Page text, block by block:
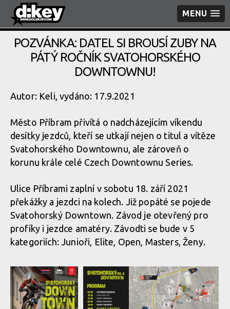
MENU
POZVÁNKA: DATEL SI BROUSÍ ZUBY NA
PÁTÝ ROČNÍK SVATOHORSKÉHO
DOWNTOWNU!
Autor: Keli, vydáno: 17.9.2021
Město Příbram přivítá o nadcházejícím víkendu
desítky jezdců, kteří se utkají nejen o titul a vítěze
Svatohorského Downtownu, ale zároveň o
korunu krále celé Czech Downtownu Series.
Ulice Příbrami zaplní v sobotu 18. září 2021
překážky a jezdci na kolech. Již popáté se pojede
Svatohorský Downtown. Závod je otevřený pro
profíky i jezdce amatéry. Závodti se bude v 5
kategoriích: Junioři, Elite, Open, Masters, Ženy.